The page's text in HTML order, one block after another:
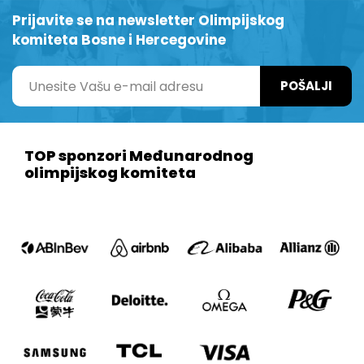
Prijavite se na newsletter Olimpijskog
komiteta Bosne i Hercegovine
POŠALJI
TOP sponzori Međunarodnog
olimpijskog komiteta